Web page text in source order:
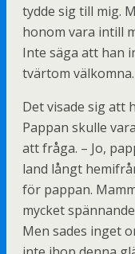
tydde sig till mig.
honom vara intill
Inte säga att han
tvärtom välkomna.
Det visade sig att
Pappan skulle
att fråga. – Jo,
land långt
för pappan.
mycket
Men sades inget